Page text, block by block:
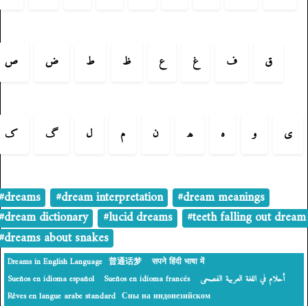
ص ض ط ظ ع غ ف ق
ک گ ل م ن ھ ہ و ی
#dream interpretation
#dream meanings
dictionary
#lucid dreams
#teeth falling out dream
about snakes
Dreams in English Language 普通话梦
सपने हिंदी भाषा में
Sueños en idioma español
Sueños en idioma francés
أحلام في اللغة العربية الفصحى
Rêves en langue arabe standard Сны на индонезийском